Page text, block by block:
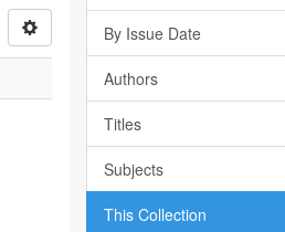
By Issue Date
Authors
Titles
Subjects
This Collection